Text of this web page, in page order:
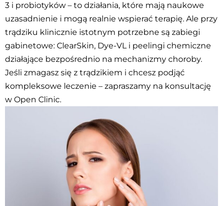
3 i probiotyków – to działania, które mają naukowe
uzasadnienie i mogą realnie wspierać terapię. Ale przy
trądziku klinicznie istotnym potrzebne są zabiegi
gabinetowe: ClearSkin, Dye-VL i peelingi chemiczne
działające bezpośrednio na mechanizmy choroby.
Jeśli zmagasz się z trądzikiem i chcesz podjąć
kompleksowe leczenie – zapraszamy na konsultację
w Open Clinic.